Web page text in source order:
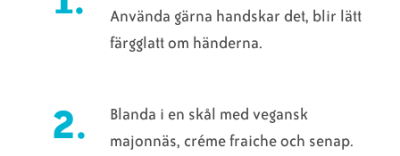
Använda gärna handskar det, blir lätt
färgglatt om händerna.
Blanda i en skål med vegansk
majonnäs, créme fraiche och senap.